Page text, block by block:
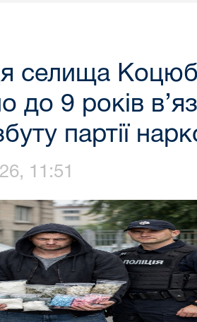
селища
до 9 років
партії
11:51